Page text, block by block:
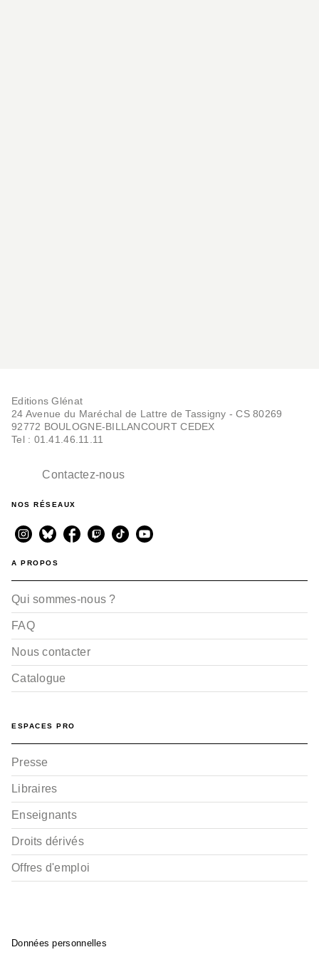
Editions Glénat
24 Avenue du Maréchal de Lattre de Tassigny - CS 80269
92772 BOULOGNE-BILLANCOURT CEDEX
Tel : 01.41.46.11.11
Contactez-nous
NOS RÉSEAUX
A PROPOS
Qui sommes-nous ?
FAQ
Nous contacter
Catalogue
ESPACES PRO
Presse
Libraires
Enseignants
Droits dérivés
Offres d'emploi
Données personnelles